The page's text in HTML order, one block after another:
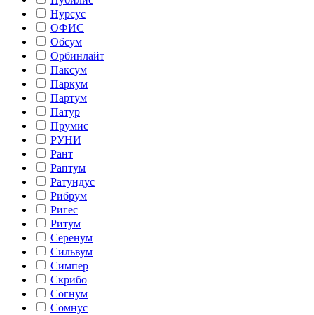
Нурсус
ОФИС
Обсум
Орбинлайт
Паксум
Паркум
Партум
Патур
Прумис
РУНИ
Рант
Раптум
Ратундус
Рибрум
Ригес
Ритум
Серенум
Сильвум
Симпер
Скрибо
Согнум
Сомнус